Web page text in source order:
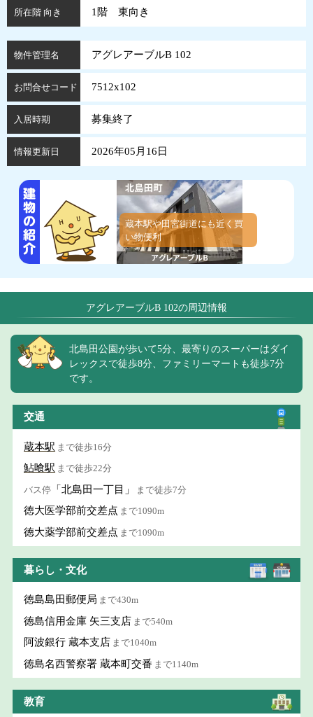
所在階 向き 1階 東向き
物件管理名 アグレアーブルB 102
お問合せコード 7512x102
入居時期 募集終了
情報更新日 2026年05月16日
蔵本駅や田宮街道にも近く買
い物便利
アグレアーブルB 102の周辺情報
北島田公園が歩いて5分、最寄りのスーパーはダイ
レックスで徒歩8分、ファミリーマートも徒歩7分
です。
交通
蔵本駅 まで徒歩16分
鮎喰駅 まで徒歩22分
バス停 「北島田一丁目」 まで徒歩7分
徳大医学部前交差点 まで1090m
徳大薬学部前交差点 まで1090m
暮らし・文化
徳島島田郵便局 まで430m
徳島信用金庫 矢三支店 まで540m
阿波銀行 蔵本支店 まで1040m
徳島名西警察署 蔵本町交番 まで1140m
教育